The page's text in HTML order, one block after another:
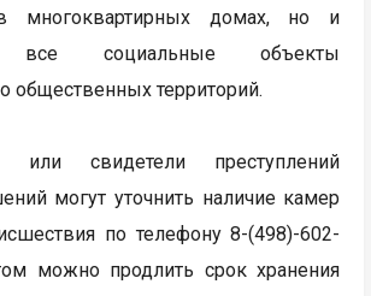
многоквартирных домах, но и
все социальные объекты
общественных территорий.
или свидетели преступлений
могут уточнить наличие камер
по телефону 8-(498)-602-
можно продлить срок хранения